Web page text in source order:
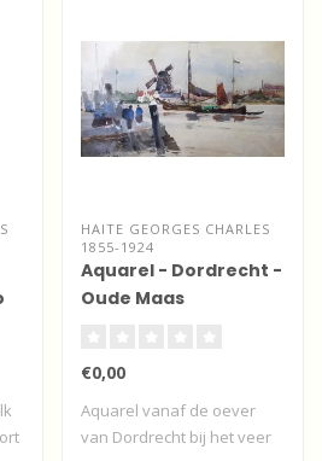
HAITE GEORGES CHARLES
1855-1924
Aquarel - Dordrecht -
Oude Maas
€0,00
Aquarel vanaf de oever
van Dordrecht bij het veer